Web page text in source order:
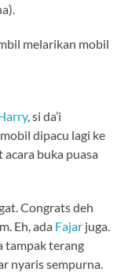
melarikan mobil
, si da’i
dipacu lagi ke
buka puasa
Congrats deh
Eh, ada Fajar juga.
tampak terang
nyaris sempurna.